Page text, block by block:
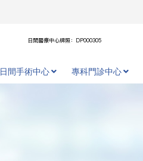
日間醫療中心牌照：DP000305
日間手術中心 專科門診中心